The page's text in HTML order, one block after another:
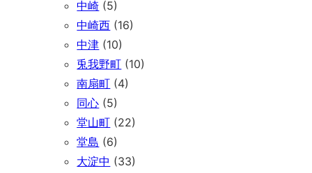
中崎 (5)
中崎西 (16)
中津 (10)
兎我野町 (10)
南扇町 (4)
同心 (5)
堂山町 (22)
堂島 (6)
大淀中 (33)